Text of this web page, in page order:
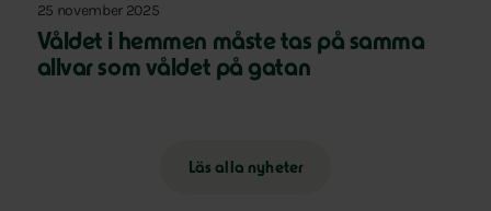
25 november 2025
Våldet i hemmen måste tas på samma
allvar som våldet på gatan
Läs alla nyheter